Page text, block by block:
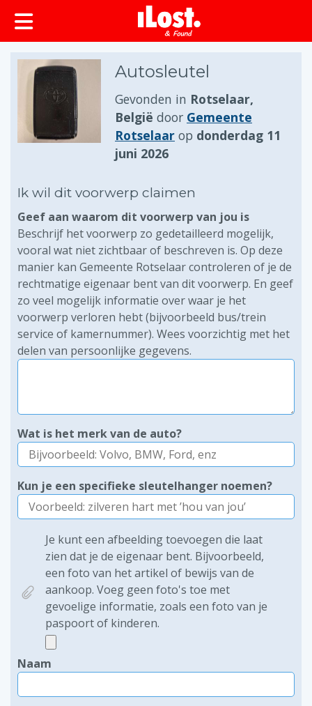
Autosleutel
Gevonden in Rotselaar,
België door Gemeente
Rotselaar op donderdag 11
juni 2026
Ik wil dit voorwerp claimen
Geef aan waarom dit voorwerp van jou is
Beschrijf het voorwerp zo gedetailleerd mogelijk,
vooral wat niet zichtbaar of beschreven is. Op deze
manier kan Gemeente Rotselaar controleren of je de
rechtmatige eigenaar bent van dit voorwerp. En geef
zo veel mogelijk informatie over waar je het
voorwerp verloren hebt (bijvoorbeeld bus/trein
service of kamernummer). Wees voorzichtig met het
delen van persoonlijke gegevens.
Wat is het merk van de auto?
Kun je een specifieke sleutelhanger noemen?
Je kunt een afbeelding toevoegen die laat
zien dat je de eigenaar bent. Bijvoorbeeld,
een foto van het artikel of bewijs van de
aankoop. Voeg geen foto's toe met
gevoelige informatie, zoals een foto van je
paspoort of kinderen.
Naam